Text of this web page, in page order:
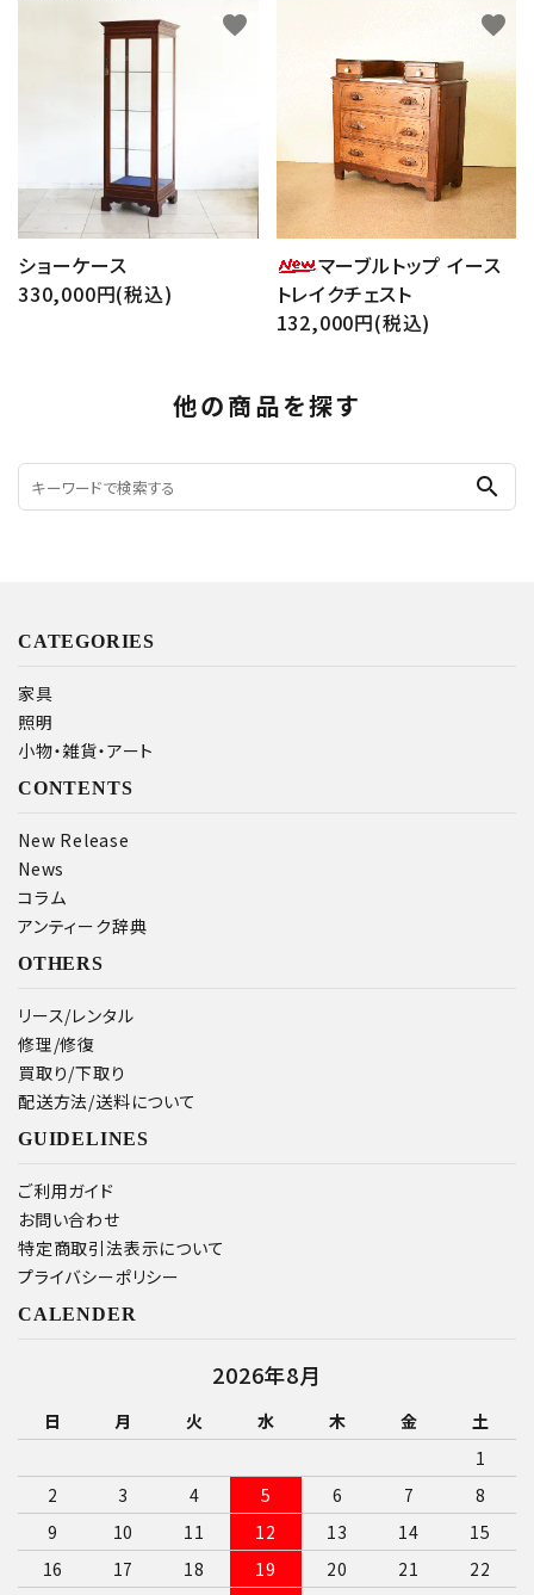
ショーケース
330,000円(税込)
favorite
マーブルトップ イース
トレイクチェスト
132,000円(税込)
favorite
他の商品を探す
search
CATEGORIES
家具
照明
小物・雑貨・アート
CONTENTS
New Release
News
コラム
アンティーク辞典
OTHERS
リース/レンタル
修理/修復
買取り/下取り
配送方法/送料について
GUIDELINES
ご利用ガイド
お問い合わせ
特定商取引法表示について
プライバシーポリシー
CALENDER
2026年8月
日 月 火 水 木 金
土
1
2
3 4 5 6 7
8
9
10 11 12 13 14
15
16
17 18 19 20 21
22